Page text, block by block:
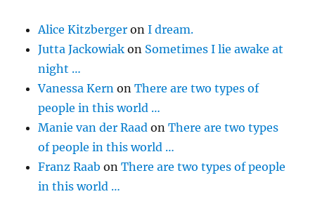
Alice Kitzberger onI dream.
Jutta Jackowiak on Sometimes I lie awake at
night …
Vanessa Kern onThere are two types of
people in this world …
Manie van der Raad onThere are two types
of people in this world …
Franz Raab onThere are two types of people
in this world …